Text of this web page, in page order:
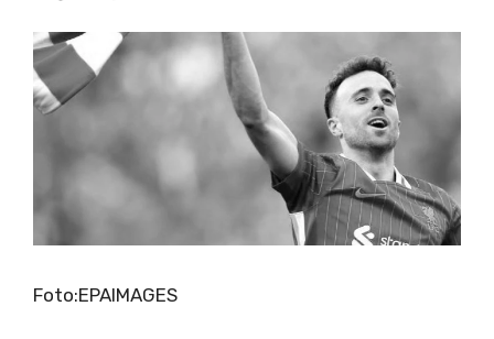
Foto:EPAIMAGES